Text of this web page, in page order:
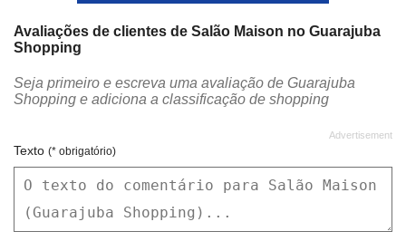
Avaliações de clientes de Salão Maison no Guarajuba
Shopping
Seja primeiro e escreva uma avaliação de Guarajuba
Shopping e adiciona a classificação de shopping
Texto (* obrigatório)